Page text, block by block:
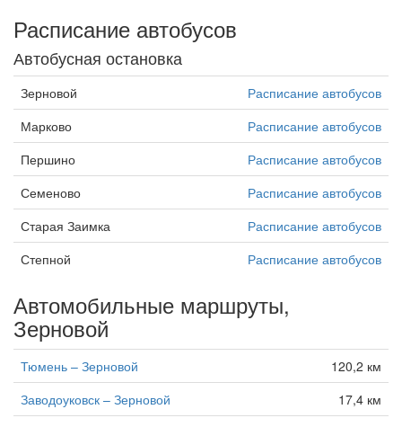
Расписание автобусов
Автобусная остановка
Зерновой
Расписание автобусов
Марково
Расписание автобусов
Першино
Расписание автобусов
Семеново
Расписание автобусов
Старая Заимка
Расписание автобусов
Степной
Расписание автобусов
Автомобильные маршруты,
Зерновой
Тюмень – Зерновой
120,2 км
Заводоуковск – Зерновой
17,4 км